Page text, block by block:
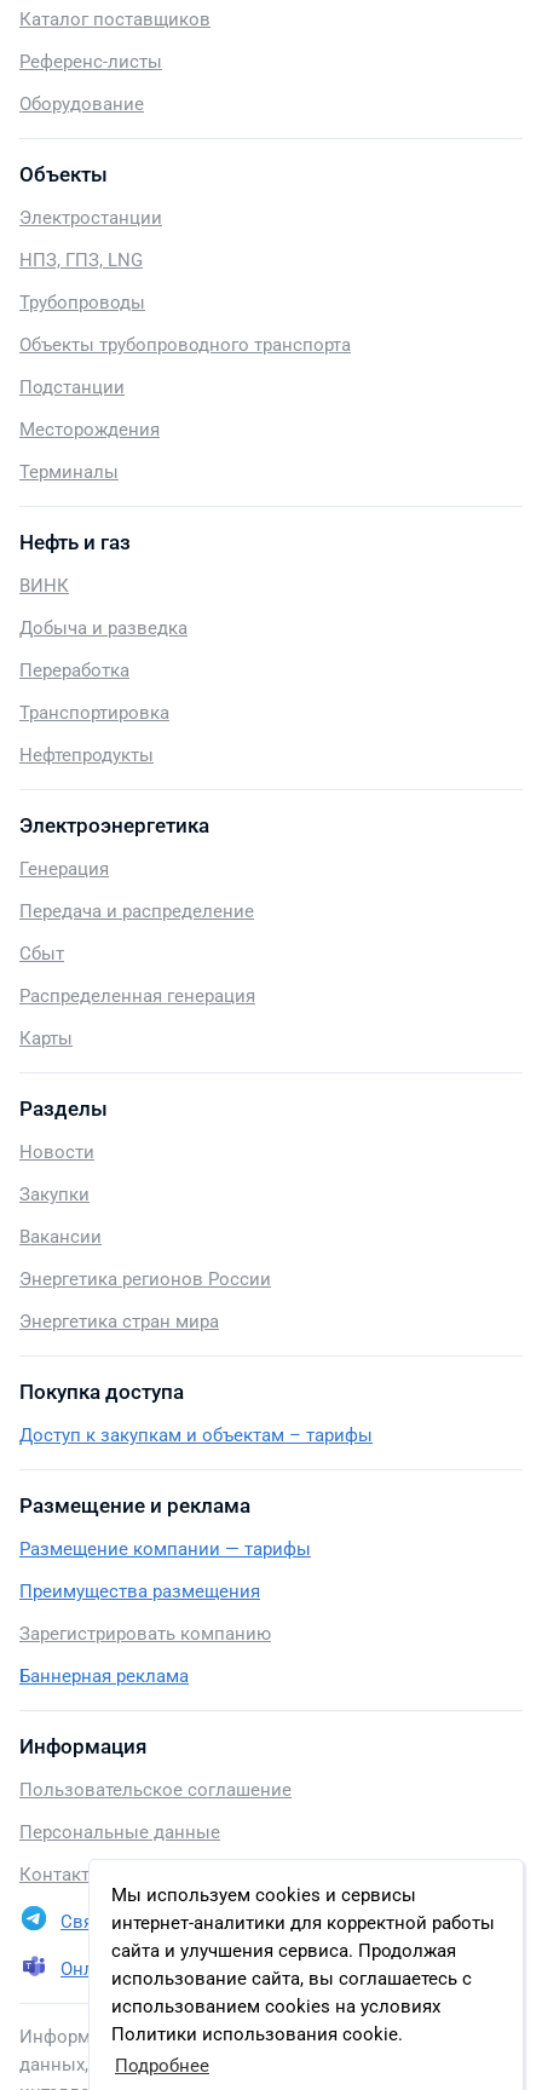
Мы используем cookies и сервисы
интернет-аналитики для корректной работы
сайта и улучшения сервиса. Продолжая
использование сайта, вы соглашаетесь с
использованием cookies на условиях
Политики использования cookie.
Подробнее
Каталог поставщиков
Референс-листы
Оборудование
Объекты
Электростанции
НПЗ, ГПЗ, LNG
Трубопроводы
Объекты трубопроводного транспорта
Подстанции
Месторождения
Терминалы
Нефть и газ
ВИНК
Добыча и разведка
Переработка
Транспортировка
Нефтепродукты
Электроэнергетика
Генерация
Передача и распределение
Сбыт
Распределенная генерация
Карты
Разделы
Новости
Закупки
Вакансии
Энергетика регионов России
Энергетика стран мира
Покупка доступа
Доступ к закупкам и объектам – тарифы
Размещение и реклама
Размещение компании — тарифы
Преимущества размещения
Зарегистрировать компанию
Баннерная реклама
Информация
Пользовательское соглашение
Персональные данные
Контакты
Связаться в Telegram
Онлайн презентация
Информация, размещенная на сайте, включена в базу
данных, зарегистрированную в Федеральной службе по